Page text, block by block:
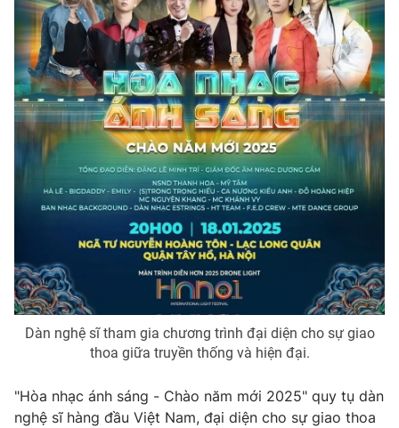
Dàn nghệ sĩ tham gia chương trình đại diện cho sự giao
thoa giữa truyền thống và hiện đại.
"Hòa nhạc ánh sáng - Chào năm mới 2025" quy tụ dàn
nghệ sĩ hàng đầu Việt Nam, đại diện cho sự giao thoa